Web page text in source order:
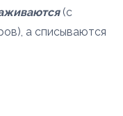
(с
а списываются